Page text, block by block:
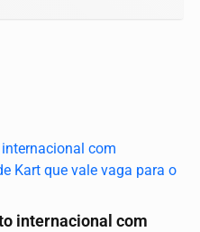
internacional com